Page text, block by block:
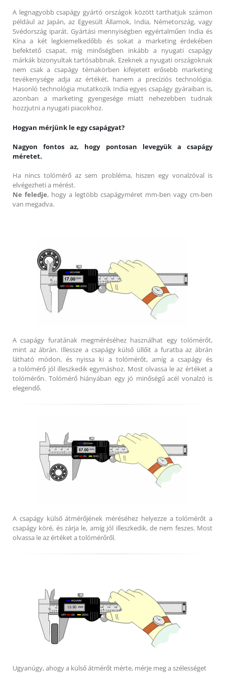
A legnagyobb csapágy gyártó országok között tarthatjuk számon
például az Japán, az Egyesült Államok, India, Németország, vagy
Svédország iparát. Gyártási mennyiségben egyértalműen India és
Kína a két legkiemelkedőbb és sokat a marketing érdekében
befektető csapat, míg minőségben inkább a nyugati csapágy
márkák bizonyultak tartósabbnak. Ezeknek a nyugati országoknak
nem csak a csapágy témakörben kifejetett erősebb marketing
tevékenysége adja az értékét, hanem a precíziós technológia.
Hasonló technológia mutatkozik India egyes csapágy gyáraiban is,
azonban a marketing gyengesége miatt nehezebben tudnak
hozzjutni a nyugati piacokhoz.
Hogyan mérjünk le egy csapágyat?
Nagyon fontos az, hogy pontosan levegyük a csapágy
méretet.
Ha nincs tolómérő az sem probléma, hiszen egy vonalzóval is
elvégezheti a mérést.
Ne feledje, hogy a legtöbb csapágyméret mm-ben vagy cm-ben
van megadva.
A csapágy furatának megméréséhez használhat egy tolómérőt,
mint az ábrán. Illessze a csapágy külső üllőit a furatba az ábrán
látható módon, és nyissa ki a tolómérőt, amíg a csapágy és
a tolómérő jól illeszkedik egymáshoz. Most olvassa le az értéket a
tolómérőn. Tolómérő hiányában egy jó minőségű acél vonalzó is
elegendő.
A csapágy külső átmérőjének méréséhez helyezze a tolómérőt a
csapágy köré, és zárja le, amíg jól illeszkedik, de nem feszes. Most
olvassa le az értéket a tolómérőről.
Ugyanúgy, ahogy a külső átmérőt mérte, mérje meg a szélességet